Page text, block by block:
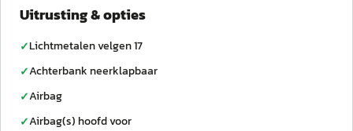
Uitrusting & opties
✓Lichtmetalen velgen 17
✓Achterbank neerklapbaar
✓Airbag
✓Airbag(s) hoofd voor